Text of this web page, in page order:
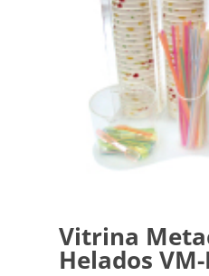
Vitrina
Helados VM-